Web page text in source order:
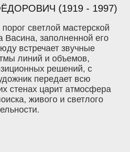
(1919 - 1997)
светлой мастерской
Васина, заполненной его
встречает звучные
линий и объемов,
решений, с
передает всю
стенах царит атмосфера
живого и светлого